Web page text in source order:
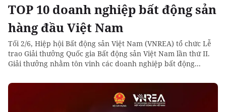
TOP 10 doanh nghiệp bất động sản
hàng đầu Việt Nam
Tối 2/6, Hiệp hội Bất động sản Việt Nam (VNREA) tổ chức Lễ
trao Giải thưởng Quốc gia Bất động sản Việt Nam lần thứ II.
Giải thưởng nhằm tôn vinh các doanh nghiệp bất động...